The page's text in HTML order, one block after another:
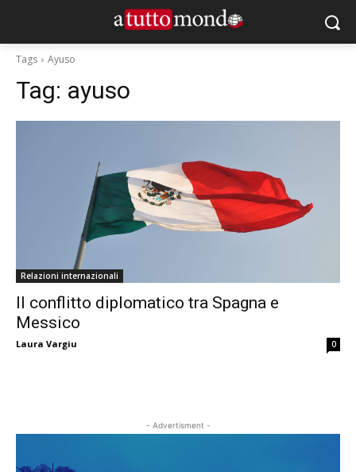
Tags Ayuso
Tag: ayuso
Relazioni internazionali
Il conflitto diplomatico tra Spagna e
Messico
Laura Vargiu 0
- Advertisment -